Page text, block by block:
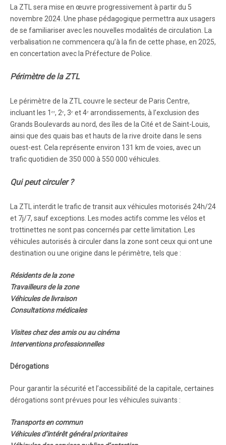
La ZTL sera mise en œuvre progressivement à partir du 5
novembre 2024. Une phase pédagogique permettra aux usagers
de se familiariser avec les nouvelles modalités de circulation. La
verbalisation ne commencera qu’à la fin de cette phase, en 2025,
en concertation avec la Préfecture de Police.
Périmètre de la ZTL
Le périmètre de la ZTL couvre le secteur de Paris Centre,
incluant les 1ᵉʳ, 2ᵉ, 3ᵉ et 4ᵉ arrondissements, à l’exclusion des
Grands Boulevards au nord, des îles de la Cité et de Saint-Louis,
ainsi que des quais bas et hauts de la rive droite dans le sens
ouest-est. Cela représente environ 131 km de voies, avec un
trafic quotidien de 350 000 à 550 000 véhicules.
Qui peut circuler ?
La ZTL interdit le trafic de transit aux véhicules motorisés 24h/24
et 7j/7, sauf exceptions. Les modes actifs comme les vélos et
trottinettes ne sont pas concernés par cette limitation. Les
véhicules autorisés à circuler dans la zone sont ceux qui ont une
destination ou une origine dans le périmètre, tels que :
Résidents de la zone
Travailleurs de la zone
Véhicules de livraison
Consultations médicales
Visites chez des amis ou au cinéma
Interventions professionnelles
Dérogations
Pour garantir la sécurité et l’accessibilité de la capitale, certaines
dérogations sont prévues pour les véhicules suivants :
Transports en commun
Véhicules d’intérêt général prioritaires